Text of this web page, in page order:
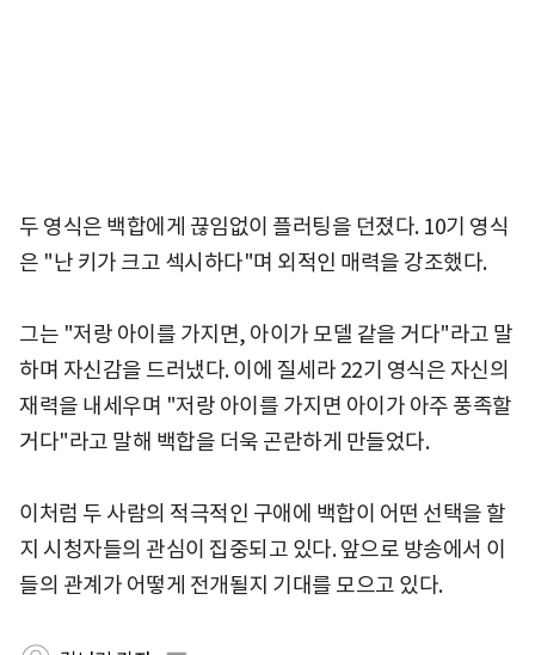
두 영식은 백합에게 끊임없이 플러팅을 던졌다. 10기 영식
은 "난 키가 크고 섹시하다"며 외적인 매력을 강조했다.
그는 "저랑 아이를 가지면, 아이가 모델 같을 거다"라고 말
하며 자신감을 드러냈다. 이에 질세라 22기 영식은 자신의
재력을 내세우며 "저랑 아이를 가지면 아이가 아주 풍족할
거다"라고 말해 백합을 더욱 곤란하게 만들었다.
이처럼 두 사람의 적극적인 구애에 백합이 어떤 선택을 할
지 시청자들의 관심이 집중되고 있다. 앞으로 방송에서 이
들의 관계가 어떻게 전개될지 기대를 모으고 있다.